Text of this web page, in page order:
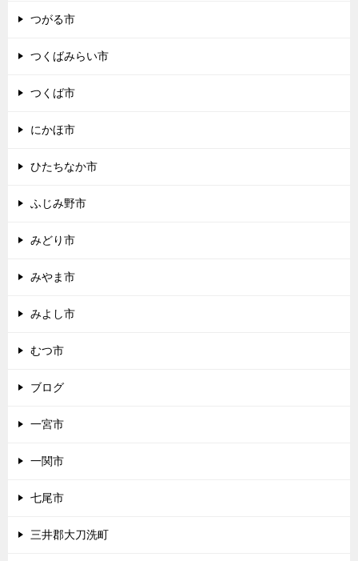
つがる市
つくばみらい市
つくば市
にかほ市
ひたちなか市
ふじみ野市
みどり市
みやま市
みよし市
むつ市
ブログ
一宮市
一関市
七尾市
三井郡大刀洗町